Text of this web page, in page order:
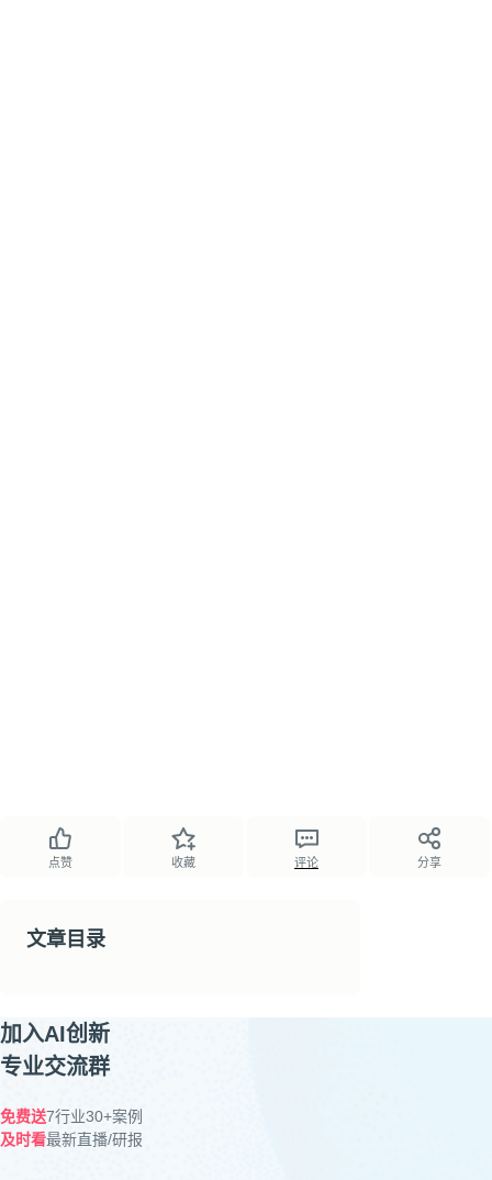
点赞 收藏 评论 分享
文章目录
加入AI创新
专业交流群
免费送7行业30+案例
及时看最新直播/研报